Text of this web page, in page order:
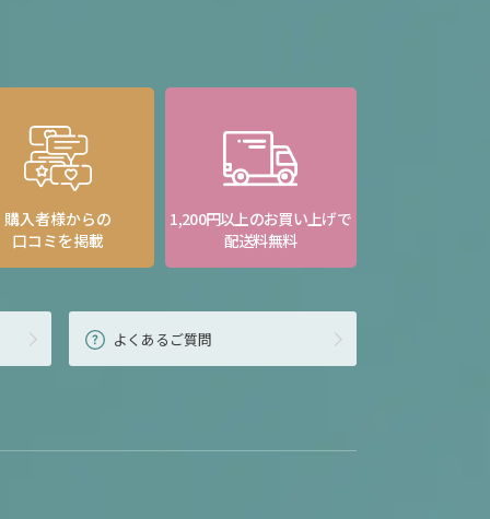
購入者様からの
口コミを掲載
1,200円以上のお買い上げで
配送料無料
よくあるご質問